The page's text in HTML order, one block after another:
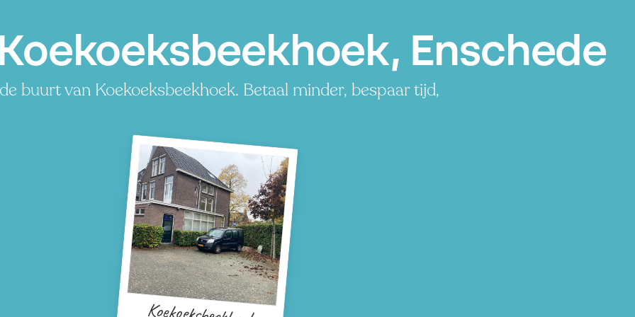
Enschede
buurt van Koekoeksbeekhoek. Betaal minder, bespaar tijd,